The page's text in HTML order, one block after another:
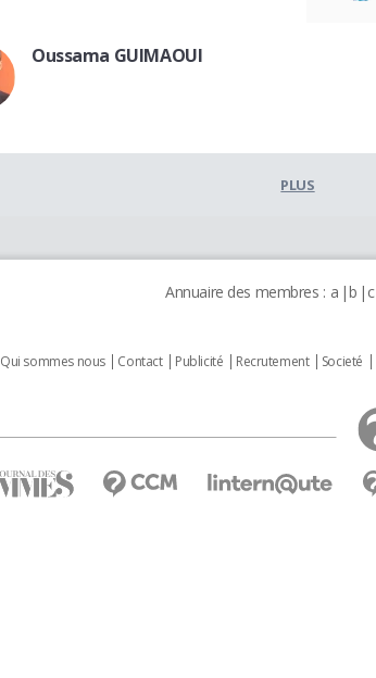
Oussama GUIMAOUI
PLUS
Annuaire des membres : a b c
Qui sommes nous Contact Publicité Recrutement Societé